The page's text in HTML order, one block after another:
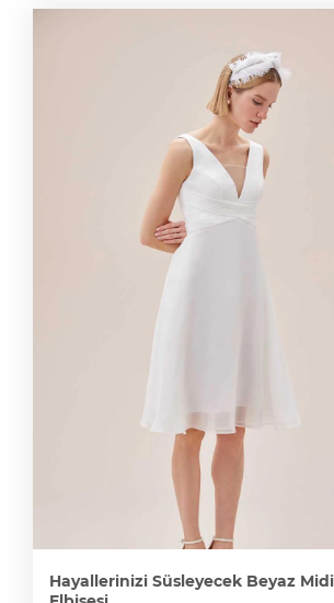
Hayallerinizi Süsleyecek Beyaz